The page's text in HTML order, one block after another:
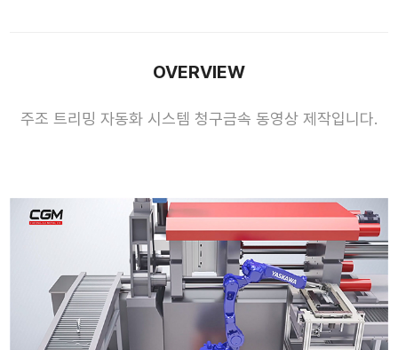
OVERVIEW
주조 트리밍 자동화 시스템 청구금속 동영상 제작입니다.